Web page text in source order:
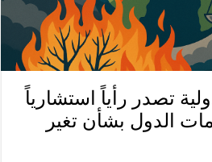
تصدر رأياً استشارياً
الدول بشأن تغير